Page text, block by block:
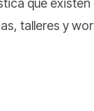
que existen
talleres y